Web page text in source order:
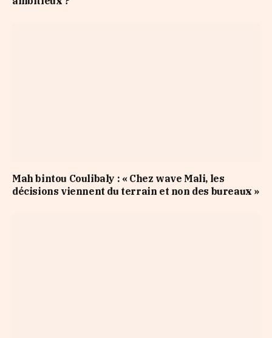
Mah bintou Coulibaly : « Chez wave Mali, les
décisions viennent du terrain et non des bureaux »